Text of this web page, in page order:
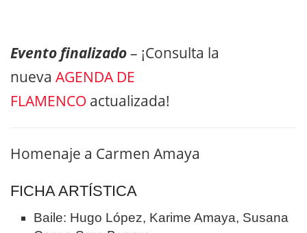
Evento finalizado– ¡Consulta la
nueva AGENDA DE
FLAMENCO actualizada!
Homenaje a Carmen Amaya
FICHA ARTÍSTICA
Baile: Hugo López, Karime Amaya, Susana